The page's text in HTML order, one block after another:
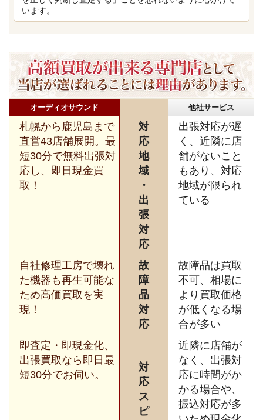
います。
オーディオサウンド 他社サービス
札幌から鹿児島まで
直営43店舗展開。最
短30分で無料出張対
応し、即日現金買
取！
対
応
地
域
・
出
張
対
応
出張対応が遅
く、近隣に店
舗がないこと
もあり、対応
地域が限られ
ている
自社修理工房で壊れ
た機器も再生可能な
ため高価買取を実
現！
故
障
品
対
応
故障品は買取
不可、相場に
より買取価格
が低くなる場
合が多い
即査定・即現金化、
出張買取なら即日最
短30分でお伺い。
対
応
ス
ピ
近隣に店舗が
なく、出張対
応に時間がか
かる場合や、
振込対応が多